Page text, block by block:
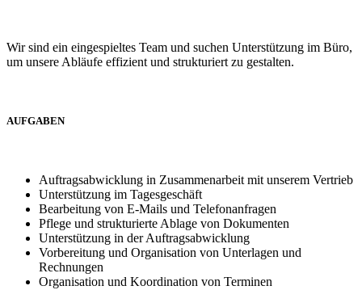
Wir sind ein eingespieltes Team und suchen Unterstützung im Büro,
um unsere Abläufe effizient und strukturiert zu gestalten.
AUFGABEN
Auftragsabwicklung in Zusammenarbeit mit unserem Vertrieb
Unterstützung im Tagesgeschäft
Bearbeitung von E-Mails und Telefonanfragen
Pflege und strukturierte Ablage von Dokumenten
Unterstützung in der Auftragsabwicklung
Vorbereitung und Organisation von Unterlagen und
Rechnungen
Organisation und Koordination von Terminen